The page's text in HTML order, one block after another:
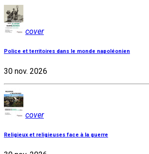
cover
Police et territoires dans le monde napoléonien
30 nov. 2026
cover
Religieux et religieuses face à la guerre